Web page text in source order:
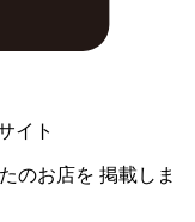
イト
のお店を 掲載しま